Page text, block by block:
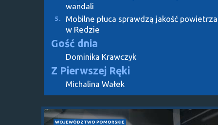
wandali
5.
Mobilne płuca sprawdzą jakość powietrza
w Redzie
Gość dnia
Dominika Krawczyk
Z Pierwszej Ręki
Michalina Wałek
WOJEWÓDZTWO POMORSKIE